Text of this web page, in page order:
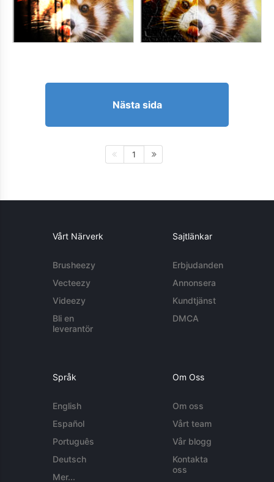
Nästa sida
1
Vårt Närverk
Brusheezy
Vecteezy
Videezy
Bli en
leverantör
Sajtlänkar
Erbjudanden
Annonsera
Kundtjänst
DMCA
Språk
English
Español
Português
Deutsch
Mer...
Om Oss
Om oss
Vårt team
Vår blogg
Kontakta
oss